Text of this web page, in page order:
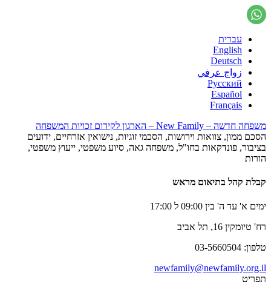
עברית
English
Deutsch
زواج عرفي
Русский
Español
Français
משפחה חדשה – New Family – הארגון לקידום זכויות המשפחה
הסכם ממון, צוואות וירושות, הסכמי זוגיות, נישואין אזרחיים, ידועים
בציבור, פונדקאות בחו"ל, משפחה גאה, סיוע משפטי, ייעוץ משפטי,
הורות
קבלת קהל בתיאום מראש
ימים א' עד ה' בין 09:00 ל 17:00
רח' טיומקין 16, תל אביב
טלפון: 03-5660504
newfamily@newfamily.org.il
תפריט